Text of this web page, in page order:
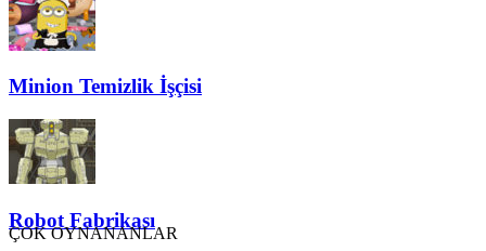
Minion Temizlik İşçisi
Robot Fabrikası
ÇOK OYNANANLAR